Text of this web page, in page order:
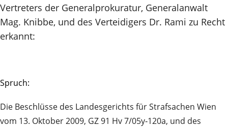
Vertreters der Generalprokuratur, Generalanwalt
Mag. Knibbe, und des Verteidigers Dr. Rami zu Recht
erkannt:
Spruch:
Die Beschlüsse des Landesgerichts für Strafsachen Wien
vom 13. Oktober 2009, GZ 91 Hv 7/05y‑120a, und des